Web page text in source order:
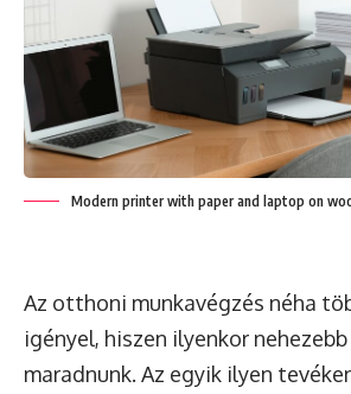
Modern printer with paper and laptop on
Az otthoni munkavégzés néha
igényel, hiszen ilyenkor
maradnunk. Az egyik ilyen